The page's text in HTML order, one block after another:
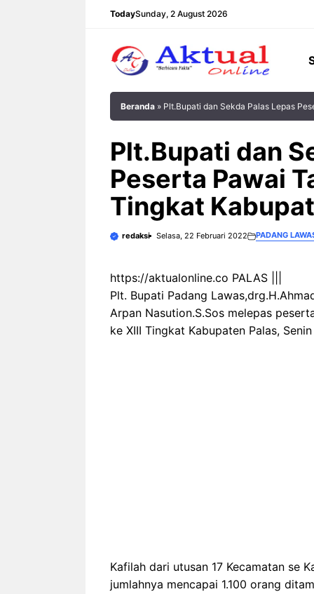
TodaySunday, 2 August 2026
Beranda » Plt.Bupati dan Sekda Palas Lepas
Plt.Bupati dan
Peserta Pawai
Tingkat
redaksi Selasa, 22 Februari 2022 PADANG
https://aktualonline.co PALAS |||
Plt. Bupati Padang
Arpan Nasution.S.Sos melepas
ke XIII Tingkat Kabupaten Palas,
Kafilah dari utusan 17 Kecamatan se
jumlahnya mencapai 1.100 orang